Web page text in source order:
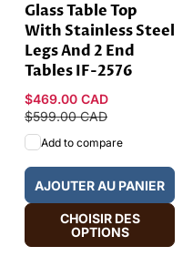
Glass Table Top
With Stainless Steel
Legs And 2 End
Tables IF-2576
Prix
promotionnel
$469.00 CAD
$599.00 CAD
Add to compare
AJOUTER AU PANIER
CHOISIR DES
OPTIONS
HOT